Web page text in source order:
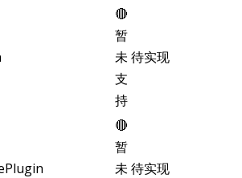
🔴
暂
未
支
持
待实现
🔴
暂
未 待实现